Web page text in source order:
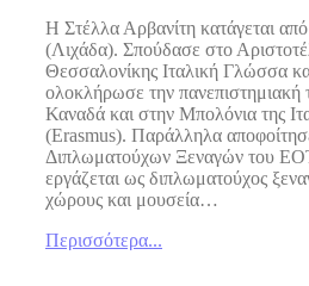
Η Στέλλα Αρβανίτη κατάγεται
(Λιχάδα). Σπούδασε στο
Θεσσαλονίκης Ιταλική Γλώσσα
ολοκλήρωσε την πανεπιστημιακή
Καναδά και στην Μπολόνια της
(Erasmus). Παράλληλα
Διπλωματούχων Ξεναγών του
εργάζεται ως διπλωματούχος
χώρους και μουσεία…
Περισσότερα...